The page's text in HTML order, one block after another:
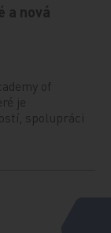
a nová
of
je
spolupráci